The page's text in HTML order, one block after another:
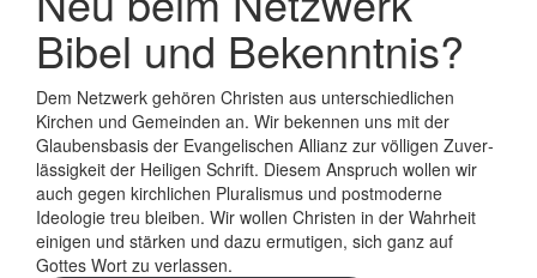
Bibel und Bekenntnis?
Dem Netzwerk gehören Christen aus unterschiedlichen
Kirchen und Gemeinden an. Wir bekennen uns mit der
Glaubens­basis der Evange­lischen Allianz zur völligen Zuver­
lässigkeit der Heiligen Schrift. Diesem Anspruch wollen wir
auch gegen kirchlichen Plura­lismus und post­moderne
Ideologie treu bleiben. Wir wollen Christen in der Wahrheit
einigen und stärken und dazu ermutigen, sich ganz auf
Gottes Wort zu verlassen.